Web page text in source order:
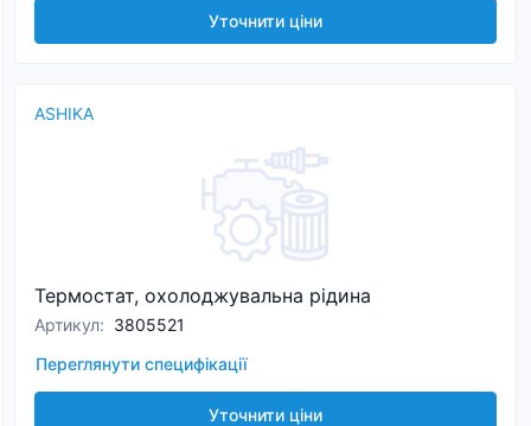
Уточнити ціни
ASHIKA
Термостат, охолоджувальна рідина
Артикул: 3805521
Переглянути специфікації
Уточнити ціни